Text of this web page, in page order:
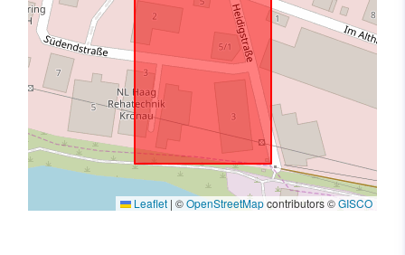
Leaflet | ©OpenStreetMapcontributors ©GISCO